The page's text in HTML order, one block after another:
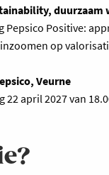
Pepsico Positive:
op
Veurne
22 april 2027 van